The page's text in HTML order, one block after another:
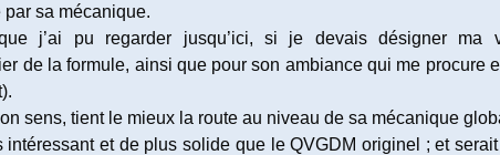
par sa mécanique.
j’ai pu regarder jusqu’ici, si je devais désigner
de la formule, ainsi que pour son ambiance qui me procure
sens, tient le mieux la route au niveau de sa mécanique
et de plus solide que le QVGDM originel ; et